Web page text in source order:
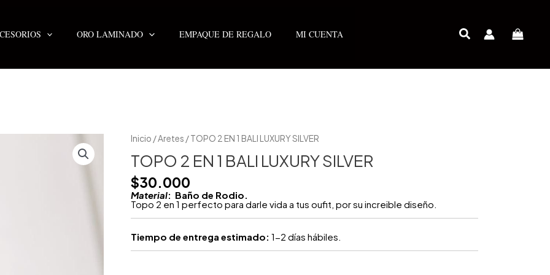
ORO LAMINADO EMPAQUE DE REGALO MI CUENTA
Inicio /Aretes / TOPO 2 EN 1 BALI LUXURY SILVER
TOPO 2 EN 1 BALI LUXURY SILVER
$30.000
Material: Baño de Rodio.
Topo 2 en 1 perfecto para darle vida a tus oufit, por su increible diseño.
Tiempo de entrega estimado: 1-2 días hábiles.
TOPO
EN
BALI
LUXURY
SILVER
cantidad